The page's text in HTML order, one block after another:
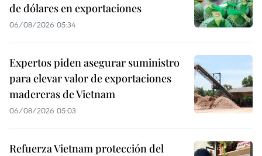
de dólares en exportaciones
06/08/2026 05:34
Expertos piden asegurar suministro
para elevar valor de exportaciones
madereras de Vietnam
06/08/2026 05:03
Refuerza Vietnam protección del